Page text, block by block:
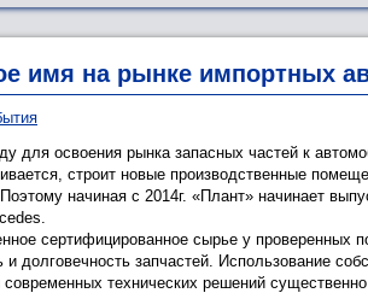
имя на рынке импортных
для освоения рынка запасных частей к
строит новые производственные
начиная с 2014г. «Плант» начинает
сертифицированное сырье у проверенных
долговечность запчастей. Использование
современных технических решений